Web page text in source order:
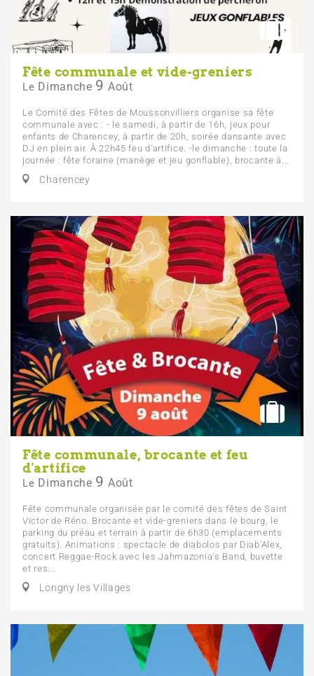
Fête communale et vide-greniers
Le Dimanche 9 Août
Le Comité des Fêtes de Moussonvilliers organise sa fête
communale avec : - le samedi, à partir de 16h, jeux pour
enfants de Charencey, à partir de 20h, soirée dansante avec
DJ en plein air. À 22h45 feu d'artifice. -le dimanche : toute la
journée : fête foraine (manège et jeu gonflable), brocante à...
Charencey
Fête communale, brocante et feu
d'artifice
Le Dimanche 9 Août
Fête communale organisée par le comité des fêtes de Saint
Victor de Réno. Brocante et vide-greniers dans le bourg, le
parking du préau et terrain à partir de 6h30 (emplacements
gratuits). Animations : spectacle de diabolos par Diab'Alex,
concert Reggae-Rock avec les Jahmazonia's Band, buvette
et res...
Longny les Villages